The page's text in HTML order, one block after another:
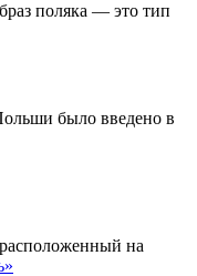
поляка — это тип
было введено в
на